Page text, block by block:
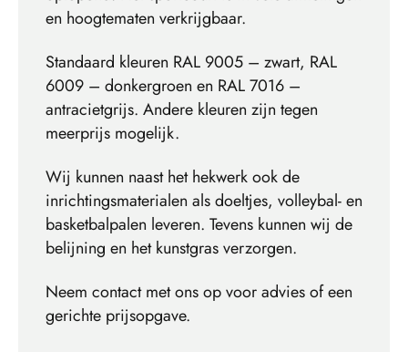
en hoogtematen verkrijgbaar.
Standaard kleuren RAL 9005 – zwart, RAL
6009 – donkergroen en RAL 7016 –
antracietgrijs. Andere kleuren zijn tegen
meerprijs mogelijk.
Wij kunnen naast het hekwerk ook de
inrichtingsmaterialen als doeltjes, volleybal- en
basketbalpalen leveren. Tevens kunnen wij de
belijning en het kunstgras verzorgen.
Neem contact met ons op voor advies of een
gerichte prijsopgave.